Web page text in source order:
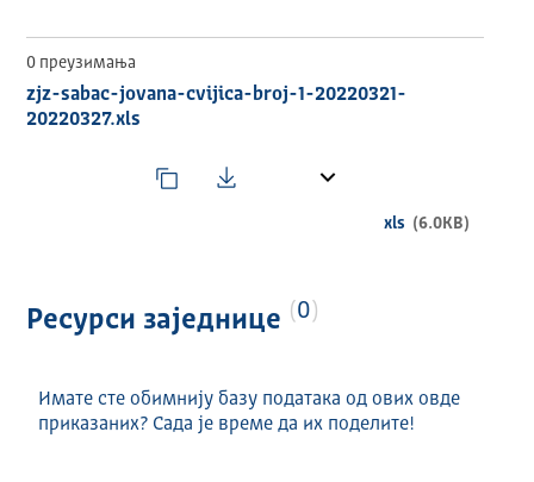
0 преузимања
zjz-sabac-jovana-cvijica-broj-1-20220321-
20220327.xls
xls (6.0KB)
Ресурси заједнице 0
Имате сте обимнију базу података од ових овде
приказаних? Сада је време да их поделите!